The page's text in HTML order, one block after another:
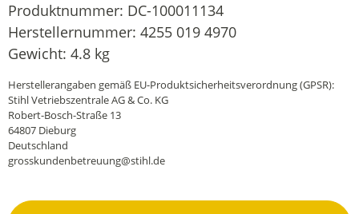
Produktnummer: DC-100011134
Herstellernummer: 4255 019 4970
Gewicht: 4.8 kg
Herstellerangaben gemäß EU-Produktsicherheitsverordnung (GPSR):
Stihl Vetriebszentrale AG & Co. KG
Robert-Bosch-Straße 13
64807 Dieburg
Deutschland
grosskundenbetreuung@stihl.de